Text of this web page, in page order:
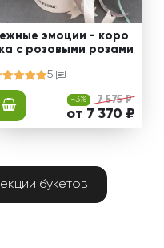
эмоции - коро
с розовыми розами
5
-3% 7 575 ₽
от 7 370 ₽
букетов